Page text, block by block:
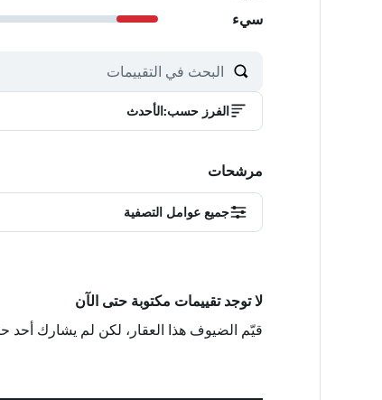
سيء
الفرز حسب:الأحدث
مرشحات
جميع عوامل التصفية
لا توجد تقييمات مكتوبة حتى الآن
قيّم الضيوف هذا العقار، لكن لم يشارك أحد